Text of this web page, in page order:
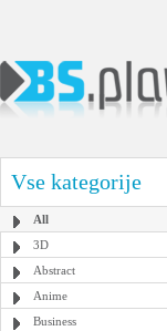
Vse kategorije
All
3D
Abstract
Anime
Business